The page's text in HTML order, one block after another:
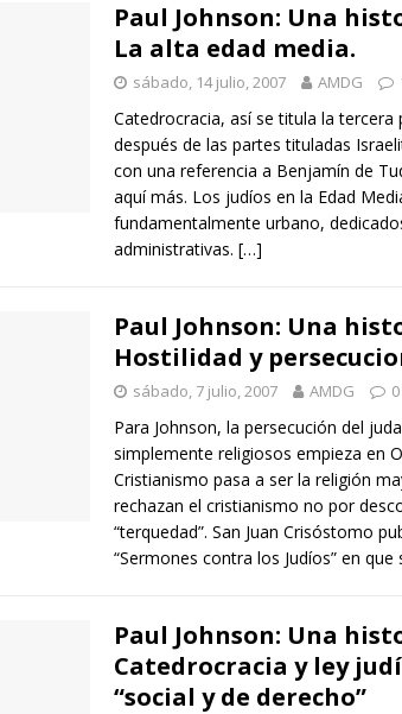
Paul Johnson: Una
La alta edad media.
sábado, 14 julio, 2007 AMDG
Catedrocracia, así se titula la tercera
después de las partes tituladas
con una referencia a Benjamín de
aquí más. Los judíos en la Edad
fundamentalmente urbano,
administrativas. […]
Paul Johnson: Una
Hostilidad y
sábado, 7 julio, 2007 AMDG 0
Para Johnson, la persecución del
simplemente religiosos empieza en
Cristianismo pasa a ser la religión
rechazan el cristianismo no por
“terquedad”. San Juan Crisóstomo
“Sermones contra los Judíos” en
Paul Johnson: Una
Catedrocracia y ley
“social y de derecho”